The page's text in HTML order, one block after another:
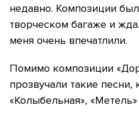
недавно. Композиции
творческом багаже и
меня очень впечатлили.
Помимо композиции
прозвучали такие песни,
«Колыбельная»,